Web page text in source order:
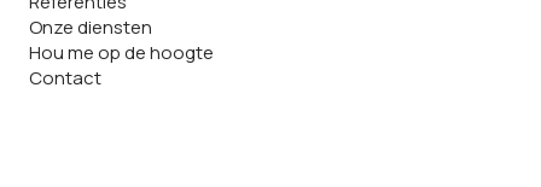
Onze diensten
Hou me op de hoogte
Contact